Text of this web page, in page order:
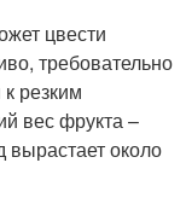
цвести
требовательно
резким
вес фрукта –
вырастает около